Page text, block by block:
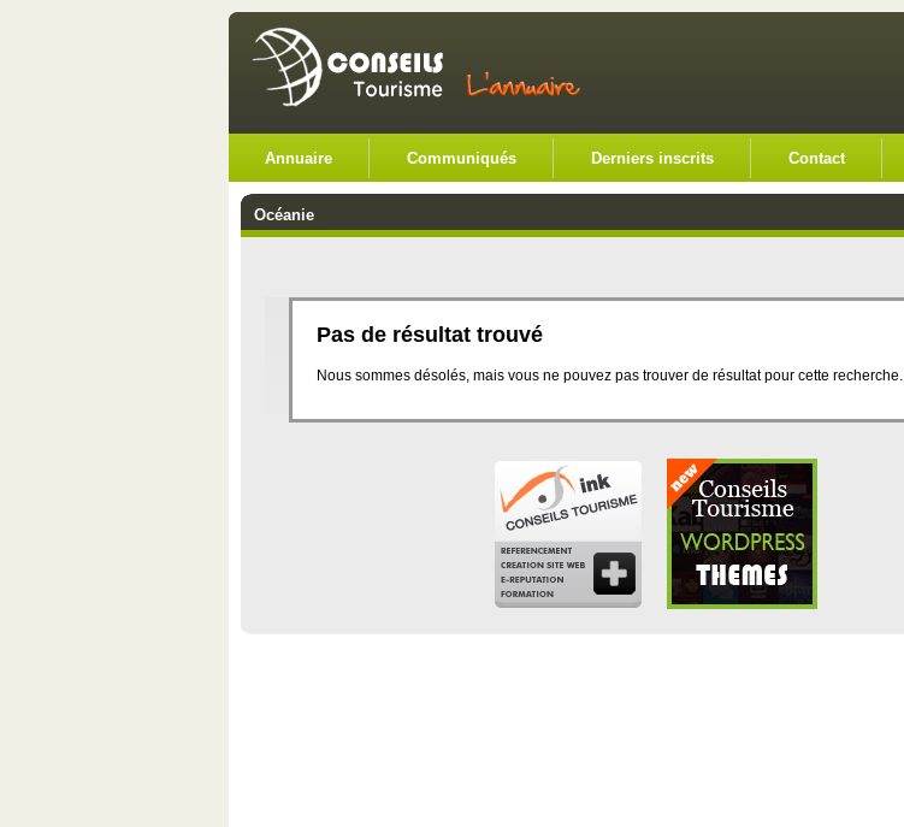
Annuaire Communiqués Derniers inscrits Contact
Océanie
Pas de résultat trouvé
Nous sommes désolés, mais vous ne pouvez pas trouver de résultat pour cette recherche.